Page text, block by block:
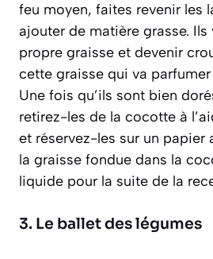
feu moyen, faites revenir les
ajouter de matière grasse. Ils
propre graisse et devenir
cette graisse qui va
Une fois qu’ils sont bien
retirez-les de la cocotte à
et réservez-les sur un papier
la graisse fondue dans la
liquide pour la suite de la
3. Le ballet des légumes